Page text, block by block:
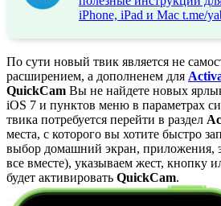
iPhone, iPad и Mac t.me/
По сути новый твик является не
расширением, а дополненем для
QuickCam Вы не найдете новых
iOS 7 и пунктов меню в параметрах
твика потребуется перейти в раздел
места, с которого вы хотите быстро
выбор домашний экран, приложения,
все вместе), указываем жест, кнопку
будет активировать QuickCam.